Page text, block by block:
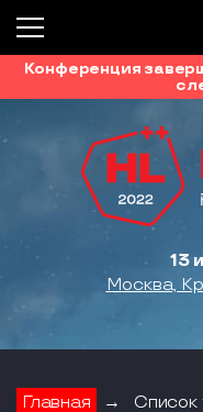
Конференция
13
Москва,
Главная → Список